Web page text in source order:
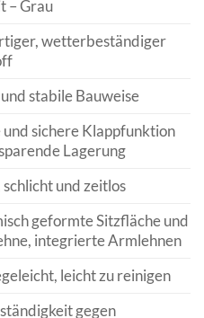
– Grau
wetterbeständiger
stabile Bauweise
und sichere Klappfunktion
Lagerung
und zeitlos
geformte Sitzfläche und
integrierte Armlehnen
leicht zu reinigen
gegen